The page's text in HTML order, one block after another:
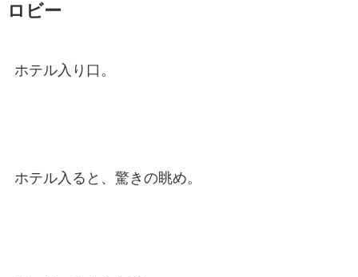
ロビー
ホテル入り口。
ホテル入ると、驚きの眺め。